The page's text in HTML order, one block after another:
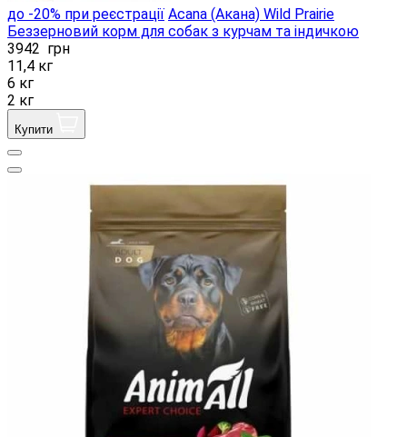
до -20% при реєстрації Acana (Акана) Wild Prairie
Беззерновий корм для собак з курчам та індичкою
3942 грн
11,4 кг
6 кг
2 кг
Купити